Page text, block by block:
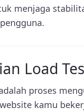
menjaga
Load
proses
kamu